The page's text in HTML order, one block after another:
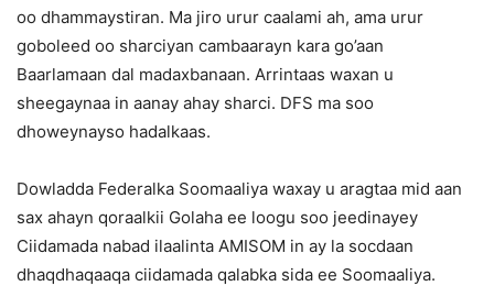
oo dhammaystiran. Ma jiro urur caalami ah, ama urur
goboleed oo sharciyan cambaarayn kara go’aan
Baarlamaan dal madaxbanaan. Arrintaas waxan u
sheegaynaa in aanay ahay sharci. DFS ma soo
dhoweynayso hadalkaas.
Dowladda Federalka Soomaaliya waxay u aragtaa mid aan
sax ahayn qoraalkii Golaha ee loogu soo jeedinayey
Ciidamada nabad ilaalinta AMISOM in ay la socdaan
dhaqdhaqaaqa ciidamada qalabka sida ee Soomaaliya.